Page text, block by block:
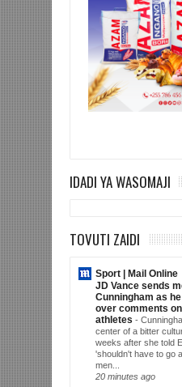
IDADI YA WASOMAJI
TOVUTI ZAIDI
Sport | Mail Online
JD Vance sends
Cunningham as
over comments
athletes -
center of a bitter
weeks after she told
'shouldn't have to go
men...
20 minutes ago